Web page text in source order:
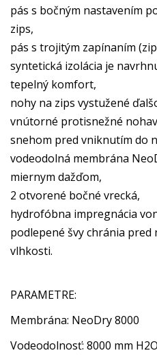
pás s bočným nastavením
zips,
pás s trojitým zapínaním
syntetická izolácia je
tepelný komfort,
nohy na zips vystužené
vnútorné protisnežné
snehom pred vniknutím do
vodeodolná membrána
miernym dažďom,
2 otvorené bočné vrecká,
hydrofóbna impregnácia
podlepené švy chránia
vlhkosti.
PARAMETRE:
Membrána: NeoDry 8000
Vodeodolnosť: 8000 mm H2O